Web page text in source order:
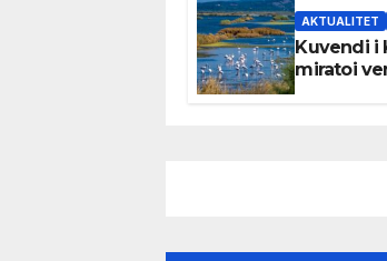
AKTUALITET
Kuvendi i
miratoi